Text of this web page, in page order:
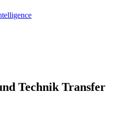
Technik Transfer